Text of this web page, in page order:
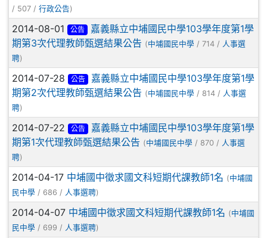
/ 507 / 行政公告)
2014-08-01 公告
嘉義縣立中埔國民中學103學年度第1學
期第3次代理教師甄選結果公告 (中埔國民中學 / 714 / 人事選
聘)
2014-07-28 公告
嘉義縣立中埔國民中學103學年度第1學
期第2次代理教師甄選結果公告 (中埔國民中學 / 814 / 人事選
聘)
2014-07-22 公告
嘉義縣立中埔國民中學103學年度第1學
期第1次代理教師甄選結果公告 (中埔國民中學 / 870 / 人事選
聘)
2014-04-17 中埔國中徵求國文科短期代課教師1名 (中埔國
民中學 / 686 / 人事選聘)
2014-04-07 中埔國中徵求國文科短期代課教師1名 (中埔國
民中學 / 699 / 人事選聘)